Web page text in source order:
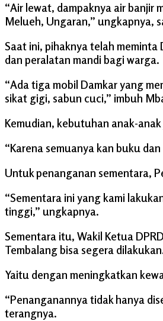
“Air lewat, dampaknya air banjir
Melueh, Ungaran,” ungkapnya,
Saat ini, pihaknya telah meminta
dan peralatan mandi bagi warga.
“Ada tiga mobil Damkar yang
sikat gigi, sabun cuci,” imbuh
Kemudian, kebutuhan anak-
“Karena semuanya kan buku
Untuk penanganan sementara,
“Sementara ini yang kami
tinggi,” ungkapnya.
Sementara itu, Wakil Ketua
Tembalang bisa segera
Yaitu dengan meningkatkan
“Penanganannya tidak hanya
terangnya.